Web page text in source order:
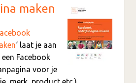
maken
‘ laat je aan
Facebook
voor je